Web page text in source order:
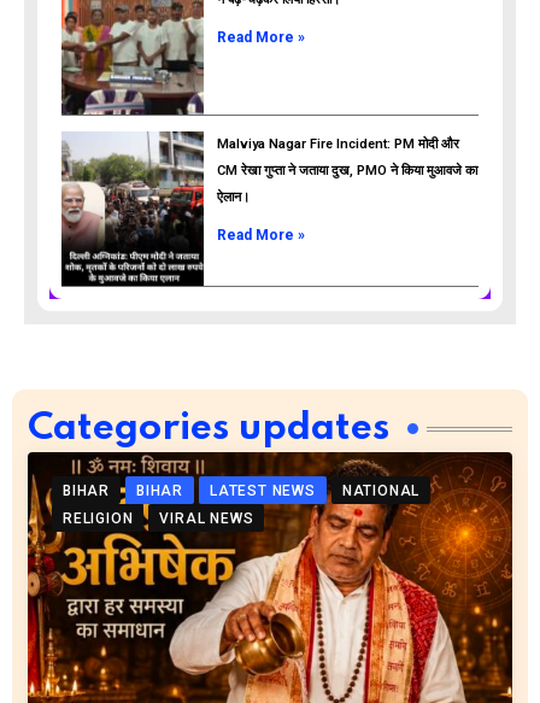
Read More »
Malviya Nagar Fire Incident: PM मोदी और
CM रेखा गुप्ता ने जताया दुख, PMO ने किया मुआवजे का
ऐलान।
Read More »
Categories updates
BIHAR BIHAR LATEST NEWS
NATIONAL
RELIGION
VIRAL NEWS